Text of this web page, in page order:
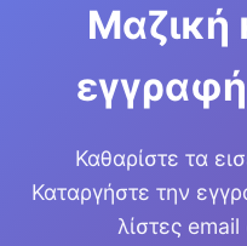
Μαζική
Καθαρίστε τα
Καταργήστε την
λίστες